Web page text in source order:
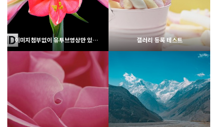
웹사이팅
웹사이팅
2023
02-06
웹사이팅
이미지첨부없이 유투브영상만 있을 경우
1796
02-07
웹사이팅
갤러리 등록 테스트